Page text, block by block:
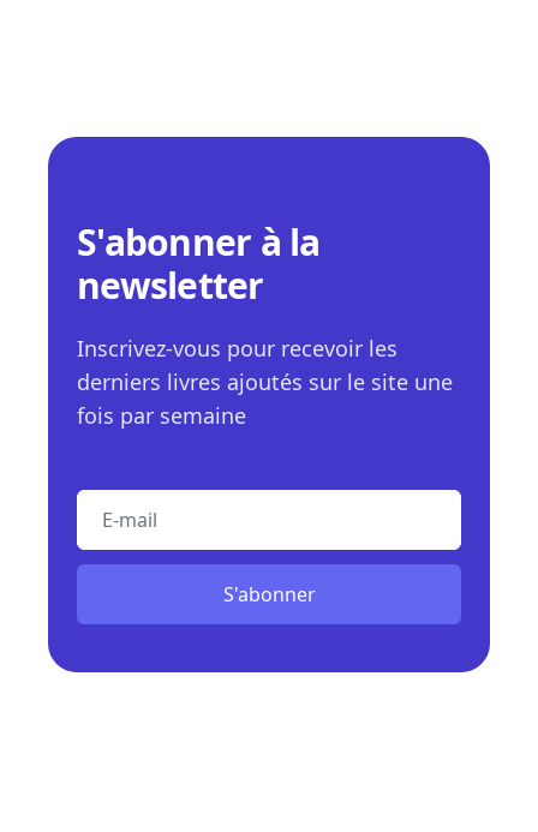
S'abonner à la
newsletter
Inscrivez-vous pour recevoir les
derniers livres ajoutés sur le site une
fois par semaine
E-mail
S'abonner